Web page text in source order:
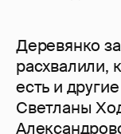
Деревянко
расхвалили,
есть и
Светланы